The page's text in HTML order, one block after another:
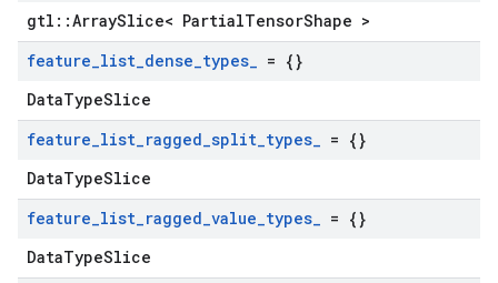
gtl::ArraySlice< PartialTensorShape >
feature_list_dense_types_ = {}
DataTypeSlice
feature_list_ragged_split_types_ = {}
DataTypeSlice
feature_list_ragged_value_types_ = {}
DataTypeSlice